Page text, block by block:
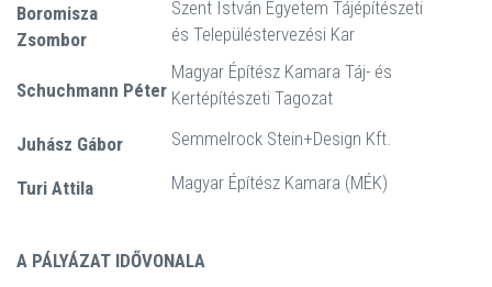
Boromisza
Zsombor
Szent István Egyetem Tájépítészeti
és Településtervezési Kar
Schuchmann Péter
Magyar Építész Kamara Táj- és
Kertépítészeti Tagozat
Juhász Gábor Semmelrock Stein+Design Kft.
Turi Attila Magyar Építész Kamara (MÉK)
A PÁLYÁZAT IDŐVONALA